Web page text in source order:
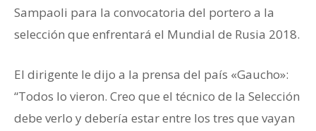
Sampaoli para la convocatoria del portero a la
selección que enfrentará el Mundial de Rusia 2018.
El dirigente le dijo a la prensa del país «Gaucho»:
“Todos lo vieron. Creo que el técnico de la Selección
debe verlo y debería estar entre los tres que vayan